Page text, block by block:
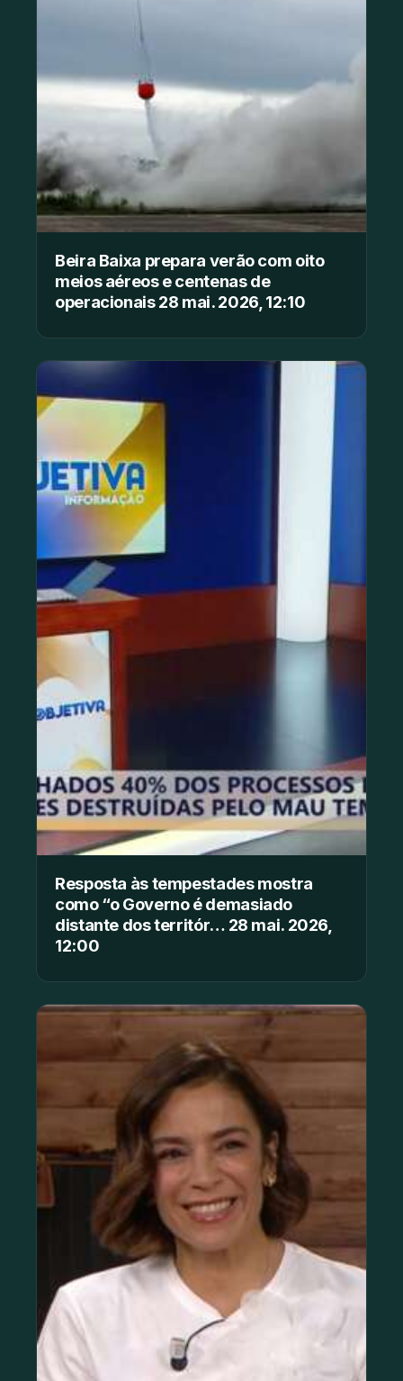
Beira Baixa prepara verão com oito
meios aéreos e centenas de
operacionais 28 mai. 2026, 12:10
Resposta às tempestades mostra
como “o Governo é demasiado
distante dos territór… 28 mai. 2026,
12:00